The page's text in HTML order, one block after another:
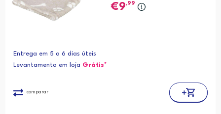
9,99
Entrega em 5 a 6 dias úteis
Levantamento em loja Grátis*
comparar